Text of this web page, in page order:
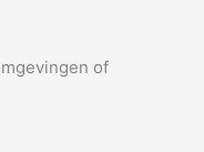
of